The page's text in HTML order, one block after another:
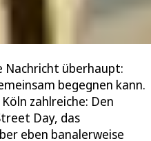
Nachricht überhaupt:
begegnen kann.
zahlreiche: Den
Day, das
eben banalerweise